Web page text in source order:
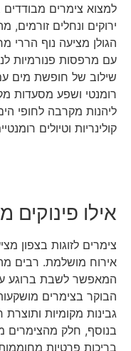
למצוא צימרים
ירוקים ונחלים
הגולן מציעה נוף הררי
עם מרפסות פנורמיות
שילוב של חופשת מים
רומנטי ושפע מסעדות
ליהנות מקרבה לחופי
קולינריות וטיולים
אילו
צימרים לזוגות בצפון
אירוח מושלמת. רבים
המאפשר לשבת ברוגע
הבוקר בצימרים
גבינות מקומיות
בנוסף, חלק מהצימרים
בריכות פרטיות